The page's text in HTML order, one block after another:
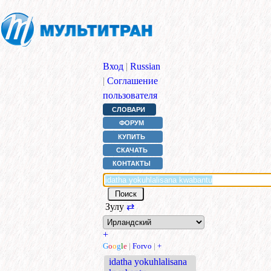
Вход | Russian
| Соглашение
пользователя
СЛОВАРИ
ФОРУМ
КУПИТЬ
СКАЧАТЬ
КОНТАКТЫ
Зулу ⇄
+
Google | Forvo | +
idatha yokuhlalisana